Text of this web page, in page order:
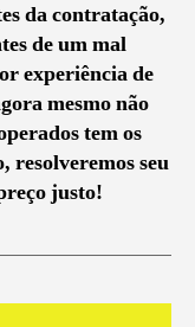
da contratação,
de um mal
experiência de
mesmo não
tem os
resolveremos seu
justo!